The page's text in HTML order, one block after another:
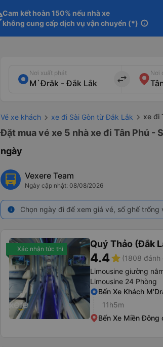
Cam kết hoàn 150% nếu nhà xe
không cung cấp dịch vụ vận chuyển (*) info
Nơi xuất phát
import_export
Nơi
Vé xe khách xe đi Sài Gòn từ Đắk Lắk xe đi
Đặt mua vé xe 5 nhà xe đi Tân Phú -
ngày
Vexere Team
Ngày cập nhật: 08/08/2026
info Chọn ngày đi để xem giá vé, số ghế
Xác nhận tức thì Quý Thảo (Đắk
4.4star (1808 đánh
Limousine giường
Limousine 24 Phòng
Bến Xe Khách
11h5m
Bến Xe Miền Đông